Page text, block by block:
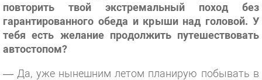
повторить твой экстремальный поход без
гарантированного обеда и крыши над головой. У
тебя есть желание продолжить путешествовать
автостопом?
— Да, уже нынешним летом планирую побывать в